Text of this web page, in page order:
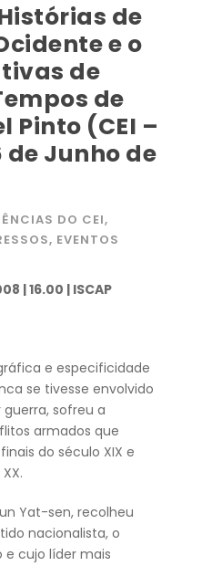
de
e o
de
de
Pinto (CEI –
de Junho de
DO CEI,
, EVENTOS
| 16.00 | ISCAP
e especificidade
se tivesse envolvido
sofreu a
armados que
do século XIX e
Yat-sen, recolheu
nacionalista, o
e cujo líder mais